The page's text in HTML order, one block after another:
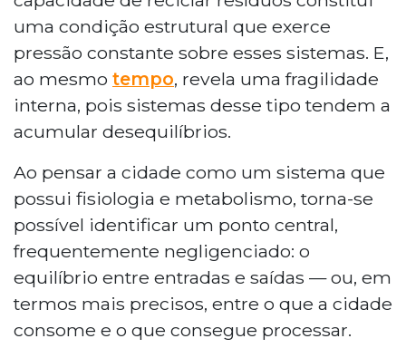
uma condição estrutural que exerce
pressão constante sobre esses sistemas. E,
ao mesmo tempo, revela uma fragilidade
interna, pois sistemas desse tipo tendem a
acumular desequilíbrios.
Ao pensar a cidade como um sistema que
possui fisiologia e metabolismo, torna-se
possível identificar um ponto central,
frequentemente negligenciado: o
equilíbrio entre entradas e saídas — ou, em
termos mais precisos, entre o que a cidade
consome e o que consegue processar.